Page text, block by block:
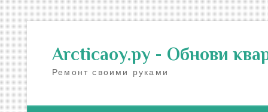
Skip
to
contentArcticaoy.ру - Обнови
Ремонт своими руками